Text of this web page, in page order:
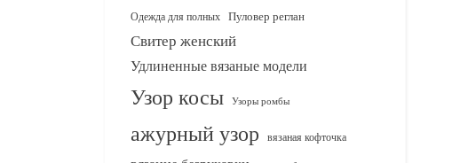
Одежда для полных Пуловер реглан
Свитер женский
Удлиненные вязаные модели
Узор косы Узоры ромбы
ажурный узор вязаная кофточка